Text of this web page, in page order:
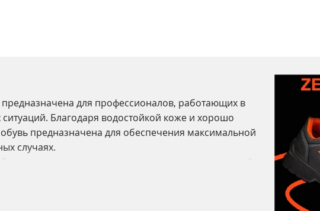
для профессионалов, работающих в
Благодаря водостойкой коже и хорошо
предназначена для обеспечения максимальной
случаях.
сотрудников, которым нужен настоящий